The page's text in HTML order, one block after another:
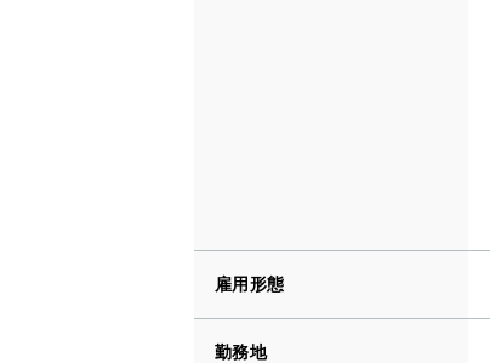
雇用形態
勤務地